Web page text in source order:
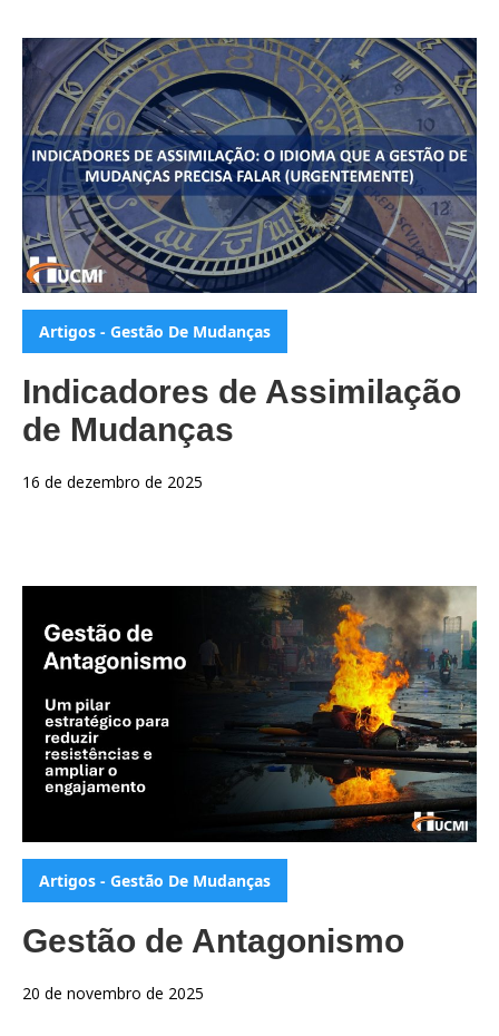
Categorias:
Artigos - Gestão De Mudanças
Indicadores de Assimilação
de Mudanças
16 de dezembro de 2025
Categorias:
Artigos - Gestão De Mudanças
Gestão de Antagonismo
20 de novembro de 2025